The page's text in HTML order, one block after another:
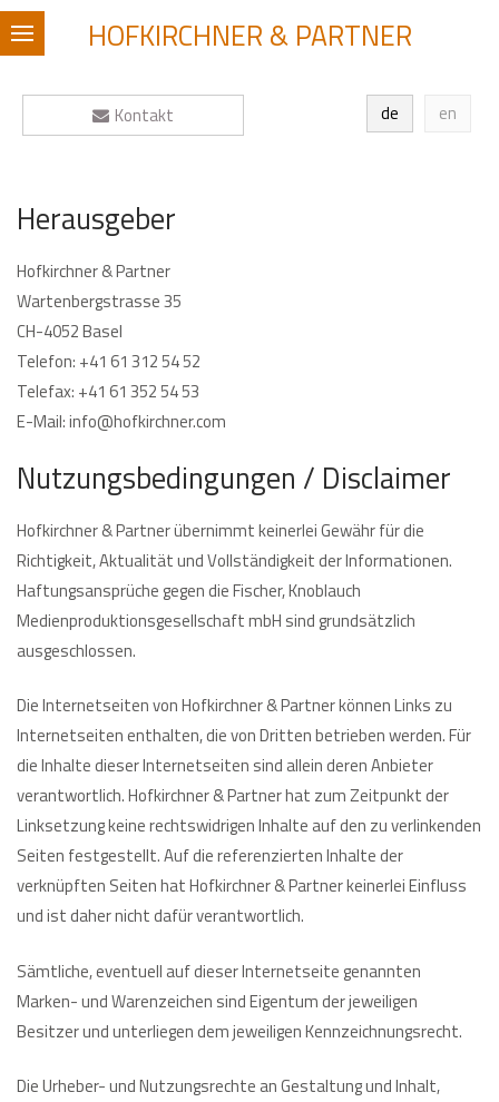
HOFKIRCHNER & PARTNER
de en
Kontakt
Herausgeber
Hofkirchner & Partner
Wartenbergstrasse 35
CH-4052 Basel
Telefon: +41 61 312 54 52
Telefax: +41 61 352 54 53
E-Mail: info@hofkirchner.com
Nutzungs­­bedingungen / Disclaimer
Hofkirchner & Partnerübernimmt keinerlei Gewähr für die
Richtigkeit, Aktualität und Vollständigkeit der Informationen.
Haftungsansprüche gegen die Fischer, Knoblauch
Medienproduktionsgesellschaft mbH sind grundsätzlich
ausgeschlossen.
Die Internetseiten von Hofkirchner & Partner können Links zu
Internetseiten enthalten, die von Dritten betrieben werden. Für
die Inhalte dieser Internetseiten sind allein deren Anbieter
verantwortlich. Hofkirchner & Partner hat zum Zeitpunkt der
Linksetzung keine rechtswidrigen Inhalte auf den zu verlinkenden
Seiten festgestellt. Auf die referenzierten Inhalte der
verknüpften Seiten hat Hofkirchner & Partner keinerlei Einfluss
und ist daher nicht dafür verantwortlich.
Sämtliche, eventuell auf dieser Internetseite genannten
Marken- und Warenzeichen sind Eigentum der jeweiligen
Besitzer und unterliegen dem jeweiligen Kennzeichnungsrecht.
Die Urheber- und Nutzungsrechte an Gestaltung und Inhalt,